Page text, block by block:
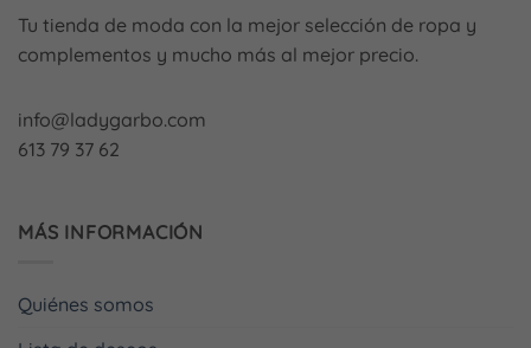
Tu tienda de moda con la mejor selección de ropa y
complementos y mucho más al mejor precio.
info@ladygarbo.com
613 79 37 62
MÁS INFORMACIÓN
Quiénes somos